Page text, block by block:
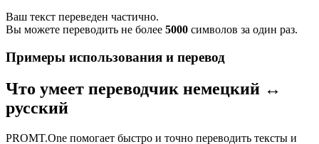
Ваш текст переведен частично.
Вы можете переводить не более 5000 символов за один раз.
Примеры использования и перевод
Что умеет переводчик немецкий ↔
русский
PROMT.One помогает быстро и точно переводить тексты и